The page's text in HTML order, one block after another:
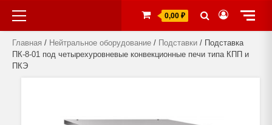
Primary
Menu
0,00 ₽
Главная / Нейтральное оборудование / Подставки / Подставка
ПК-8-01 под четырехуровневые конвекционные печи типа КПП и
ПКЭ